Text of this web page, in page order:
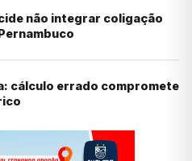
não integrar coligação
cálculo errado compromete